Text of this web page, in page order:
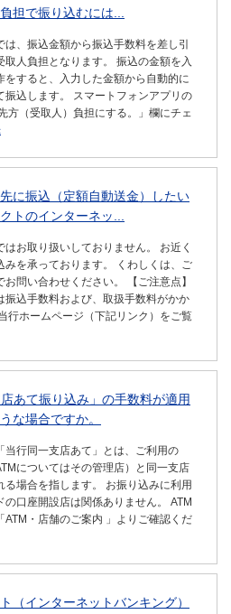
担で振り込むには...
、振込金額から振込手数料を差し引
取人負担となります。 振込の金額を入
をすると、入力した金額から自動的に
振込します。 スマートフォンアプリの
方（受取人）負担にする。」欄にチェ
に振込（定額自動送金）したい
トのインターネッ...
お取り扱いしておりません。 お近く
みを承っております。 くわしくは、ご
問い合わせください。 【ご注意点】
振込手数料および、取扱手数料がかか
行ホームページ（下記リンク）をご覧
あて振り込み」の手数料が適用
な場合ですか。
当行同一支店あて」とは、ご利用の
についてはその管理店）と同一支店
る場合を指します。 お振り込みに利用
の口座開設店は関係ありません。 ATM
ATM・店舗のご案内 」よりご確認くだ
（インターネットバンキング）